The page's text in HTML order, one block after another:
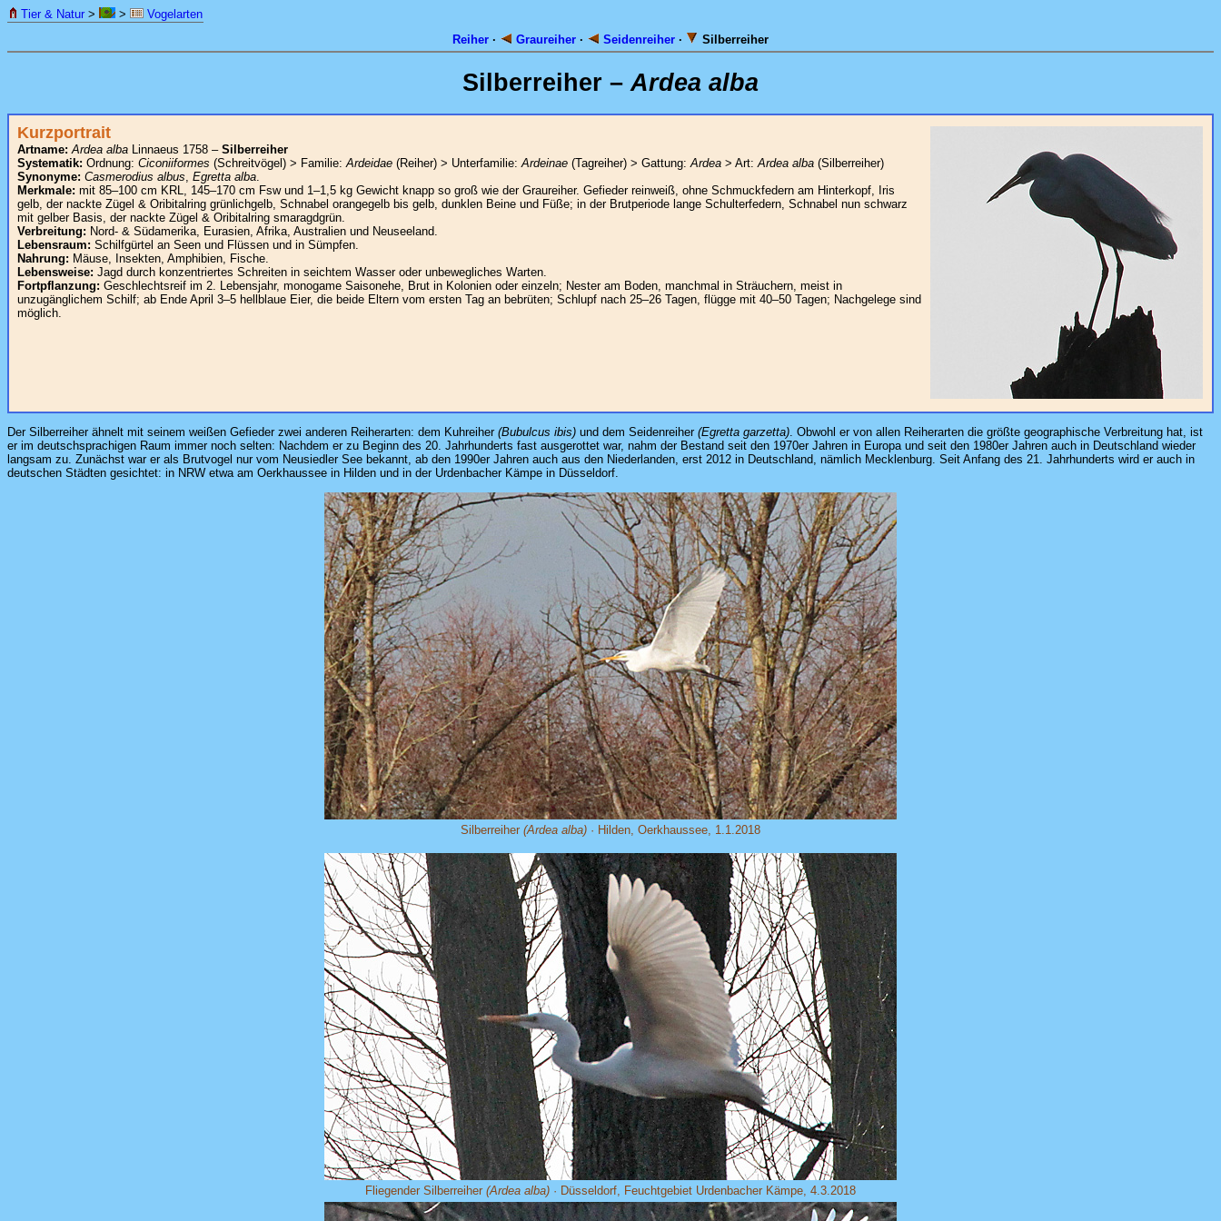
Tier & Natur > >
Vogelarten
Reiher · Graureiher · Seidenreiher · Silberreiher
Silberreiher –Ardea alba
Kurzportrait
Artname: Ardea alba Linnaeus 1758 – Silberreiher
Systematik: Ordnung: Ciconiiformes (Schreitvögel) > Familie:Ardeidae (Reiher) > Unterfamilie:Ardeinae (Tagreiher) > Gattung:Ardea > Art:Ardea alba (Silberreiher)
Synonyme: Casmerodius albus, Egretta alba.
Merkmale: mit 85–100 cm KRL, 145–170 cm Fsw und 1–1,5 kg Gewicht knapp so groß wie der Graureiher. Gefieder reinweiß, ohne Schmuckfedern am Hinterkopf, Iris
gelb, der nackte Zügel & Oribitalring grünlichgelb, Schnabel orangegelb bis gelb, dunklen Beine und Füße; in der Brutperiode lange Schulterfedern, Schnabel nun schwarz
mit gelber Basis, der nackte Zügel & Oribitalring smaragdgrün.
Verbreitung: Nord- & Südamerika, Eurasien, Afrika, Australien und Neuseeland.
Lebensraum: Schilfgürtel an Seen und Flüssen und in Sümpfen.
Nahrung: Mäuse, Insekten, Amphibien, Fische.
Lebensweise: Jagd durch konzentriertes Schreiten in seichtem Wasser oder unbewegliches Warten.
Fortpflanzung: Geschlechtsreif im 2. Lebensjahr, monogame Saisonehe, Brut in Kolonien oder einzeln; Nester am Boden, manchmal in Sträuchern, meist in
unzugänglichem Schilf; ab Ende April 3–5 hellblaue Eier, die beide Eltern vom ersten Tag an bebrüten; Schlupf nach 25–26 Tagen, flügge mit 40–50 Tagen; Nachgelege sind
möglich.
Der Silberreiher ähnelt mit seinem weißen Gefieder zwei anderen Reiherarten: dem Kuhreiher (Bubulcus ibis) und dem Seidenreiher (Egretta garzetta). Obwohl er von allen Reiherarten die größte geographische Verbreitung hat, ist
er im deutschsprachigen Raum immer noch selten: Nachdem er zu Beginn des 20. Jahrhunderts fast ausgerottet war, nahm der Bestand seit den 1970er Jahren in Europa und seit den 1980er Jahren auch in Deutschland wieder
langsam zu. Zunächst war er als Brutvogel nur vom Neusiedler See bekannt, ab den 1990er Jahren auch aus den Niederlanden, erst 2012 in Deutschland, nämlich Mecklenburg. Seit Anfang des 21. Jahrhunderts wird er auch in
deutschen Städten gesichtet: in NRW etwa am Oerkhaussee in Hilden und in der Urdenbacher Kämpe in Düsseldorf.
Silberreiher (Ardea alba) · Hilden, Oerkhaussee, 1.1.2018
Fliegender Silberreiher (Ardea alba) · Düsseldorf, Feuchtgebiet Urdenbacher Kämpe, 4.3.2018